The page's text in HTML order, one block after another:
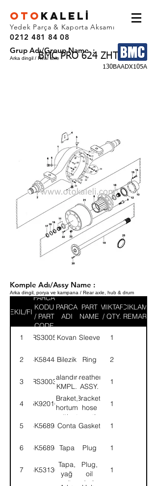
OTO KALEL İ
Yedek Parça & Kaporta Aksamı
0212 481 84 08
BMC PRO 624 ZHT
Grup Adı/Group Name :
Arka dingil / Rear axle
130BAADX105A
Komple Adı/Assy Name :
Arka dingil, porya ve kampana / Rear axle, hub & drum
SEKIL/FIG
PARCA
KODU
/ PART
CODE
PARCA
ADI
PART
NAME
MIKTAR
/ QTY.
ACIKLAMA
/ REMARK
1 57RS300565Kovan Sleeve 1
2 4K58448Bilezik Ring 2
3 57RS300352
Havalandırma-
KMPL.
Breather-
ASSY.
1
4 5K92016
Braket,
hortum
bağlantı
Bracket,
hose
mounting
1
5 4K56893Conta Gasket 1
6 4K56898 Tapa Plug 1
7 4K53130
Tapa,
yağ
boşaltma
Plug,
oil
drain
1